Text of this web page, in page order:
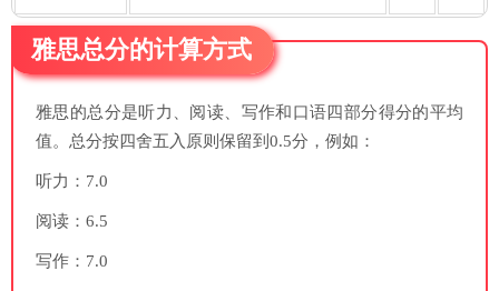
雅思总分的计算方式
雅思的总分是听力、阅读、写作和口语四部分得分的平均
值。总分按四舍五入原则保留到0.5分，例如：
听力：7.0
阅读：6.5
写作：7.0